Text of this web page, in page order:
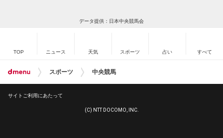
データ提供：日本中央競馬会
TOP ニュース 天気 スポーツ 占い すべて
スポーツ 中央競馬
サイトご利用にあたって
(C) NTT DOCOMO, INC.